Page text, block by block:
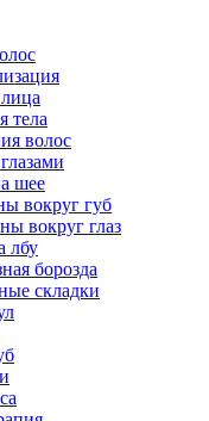
тела
волос
шее
вокруг губ
вокруг глаз
лбу
борозда
складки